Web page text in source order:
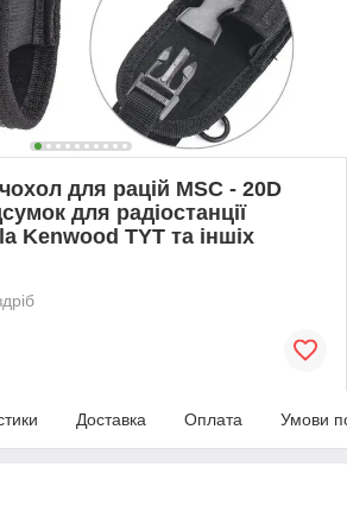
для рацій MSC - 20D
для радіостанції
Kenwood TYT та іншіх
Доставка Оплата Умови